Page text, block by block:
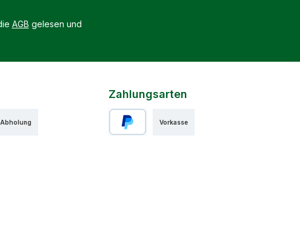
AGB gelesen und
Abholung
Zahlungsarten
Vorkasse